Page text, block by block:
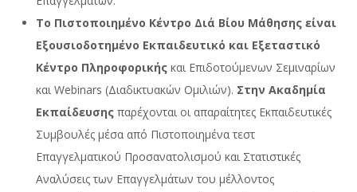
Το Πιστοποιημένο Κέντρο Διά Βίου Μάθησης είναι
Εξουσιοδοτημένο Εκπαιδευτικό και Εξεταστικό
Κέντρο Πληροφορικής και Επιδοτούμενων Σεμιναρίων
και Webinars (Διαδικτυακών Ομιλιών). Στην Ακαδημία
Εκπαίδευσης παρέχονται οι απαραίτητες Εκπαιδευτικές
Συμβουλές μέσα από Πιστοποιημένα τεστ
Επαγγελματικού Προσανατολισμού και Στατιστικές
Αναλύσεις των Επαγγελμάτων του μέλλοντος